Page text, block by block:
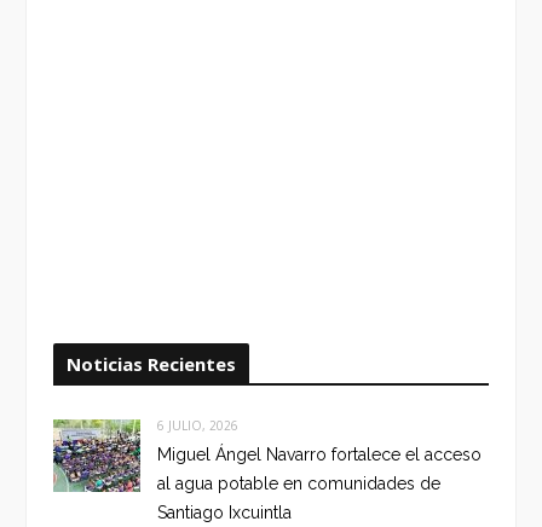
Noticias Recientes
6 JULIO, 2026
Miguel Ángel Navarro fortalece el acceso
al agua potable en comunidades de
Santiago Ixcuintla